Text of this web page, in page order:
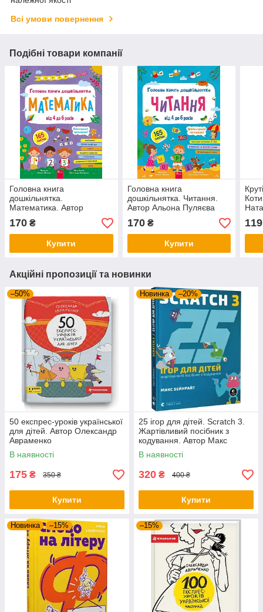
Всі умови повернення
Подібні товари компанії
Головна книга
дошкільнятка.
Математика. Автор
Альона Пуляєва
170 ₴
Купити
Головна книга
дошкільнятка. Читання.
Автор Альона Пуляєва
170₴
Купити
119
Акційні пропозиції та новинки
–50%
50 експрес-уроків української
для дітей. Автор Олександр
Авраменко
В наявності
175 ₴ 350 ₴
Купити
Новинка –20%
25 ігор для дітей. Scratch 3.
Жартівливий посібник з
кодування. Автор Макс
Вейнрайт
В наявності
320 ₴ 400 ₴
Купити
Новинка –15% –15%